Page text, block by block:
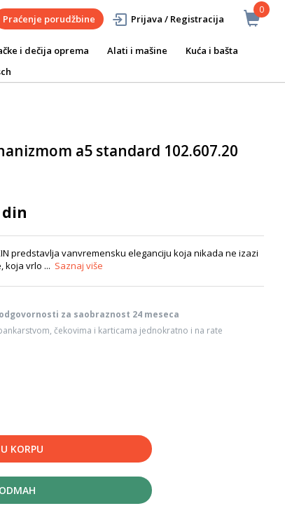
0
Praćenje porudžbine Prijava / Registracija
i dečija oprema Alati i mašine
Kuća i bašta
a5 standard 102.607.20
din
predstavlja vanvremensku eleganciju koja nikada ne izazi
koja vrlo ... Saznaj više
za saobraznost 24 meseca
čekovima i karticama jednokratno i na rate
KORPU